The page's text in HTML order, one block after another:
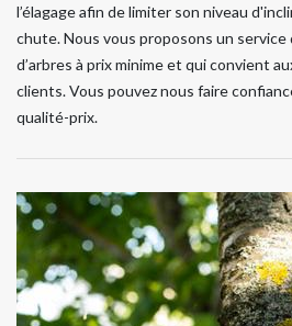
l’élagage afin de limiter son niveau
chute. Nous vous proposons un service
d’arbres à prix minime et qui convient
clients. Vous pouvez nous faire
qualité-prix.